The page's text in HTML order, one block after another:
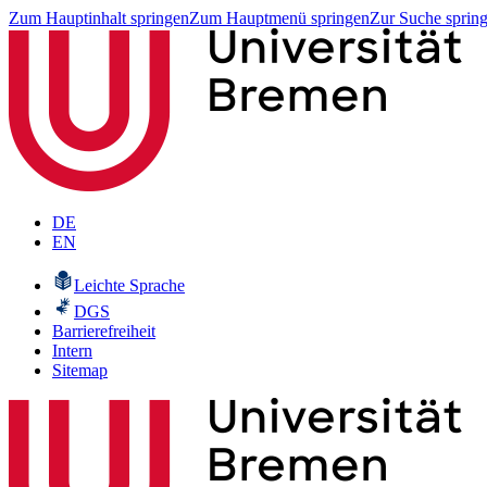
Zum Hauptinhalt springenZum Hauptmenü springenZur Suche
DE
EN
Leichte Sprache
DGS
Barrierefreiheit
Intern
Sitemap